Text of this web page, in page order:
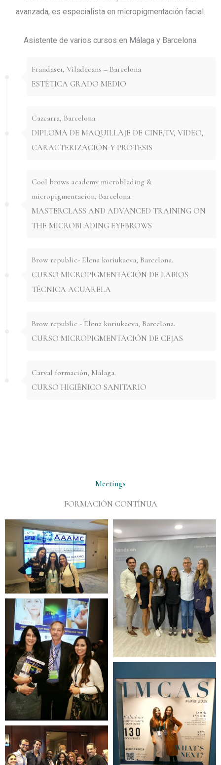
avanzada, es especialista en micropigmentación facial.
Asistente de varios cursos en Málaga y Barcelona.
Frandaser, Viladecans – Barcelona
ESTÉTICA GRADO MEDIO
Cazcarra, Barcelona
DIPLOMA DE MAQUILLAJE DE CINE,TV, VIDEO,
CARACTERIZACIÓN Y PRÓTESIS
Cool brows academy microblading &
micropigmentación, Barcelona.
MASTERCLASS AND ADVANCED TRAINING ON
THE MICROBLADING EYEBROWS
Brow republic- Elena koriukaeva, Barcelona.
CURSO MICROPIGMENTACIÓN DE LABIOS
TÉCNICA ACUARELA
Brow republic - Elena koriukaeva, Barcelona.
CURSO MICROPIGMENTACIÓN DE CEJAS
Carval formación, Málaga.
CURSO HIGIÉNICO SANITARIO
Meetings
FORMACIÓN CONTÍNUA